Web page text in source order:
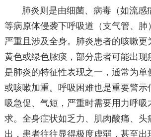
肺炎则是由细菌、病毒（如流感
等病原体侵袭下呼吸道（支气管、肺
严重且涉及全身。肺炎患者的咳嗽更
黄色或绿色脓痰，部分患者可能出现
是肺炎的特征性表现之一，通常为单
或咳嗽加重。呼吸困难也是重要警示
吸急促、气短，严重时需要用力呼吸
求。全身症状如乏力、肌肉酸痛、头
出，患者往往显得极度虚弱，甚至出